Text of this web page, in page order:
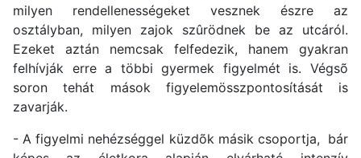
milyen rendellenességeket vesznek észre az
osztályban, milyen zajok szûrödnek be az utcáról.
Ezeket aztán nemcsak felfedezik, hanem gyakran
felhívják erre a többi gyermek figyelmét is. Végsõ
soron tehát mások figyelemösszpontosítását is
zavarják.
- A figyelmi nehézséggel küzdõk másik csoportja, bár